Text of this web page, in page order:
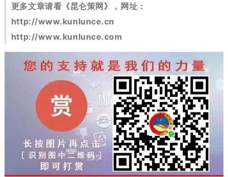
更多文章请看《昆仑策网》，网址：
http://www.kunlunce.cn
http://www.kunlunce.com